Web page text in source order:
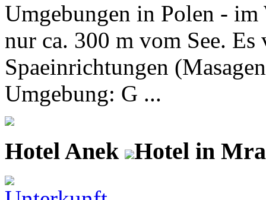
Umgebungen in Polen -
nur ca. 300 m vom See.
Spaeinrichtungen
Umgebung: G ...
Hotel Anek Hotel in